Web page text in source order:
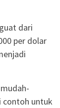
dari
per dolar
contoh untuk